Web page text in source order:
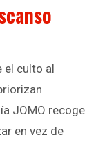
el culto al
JOMO recoge
en vez de